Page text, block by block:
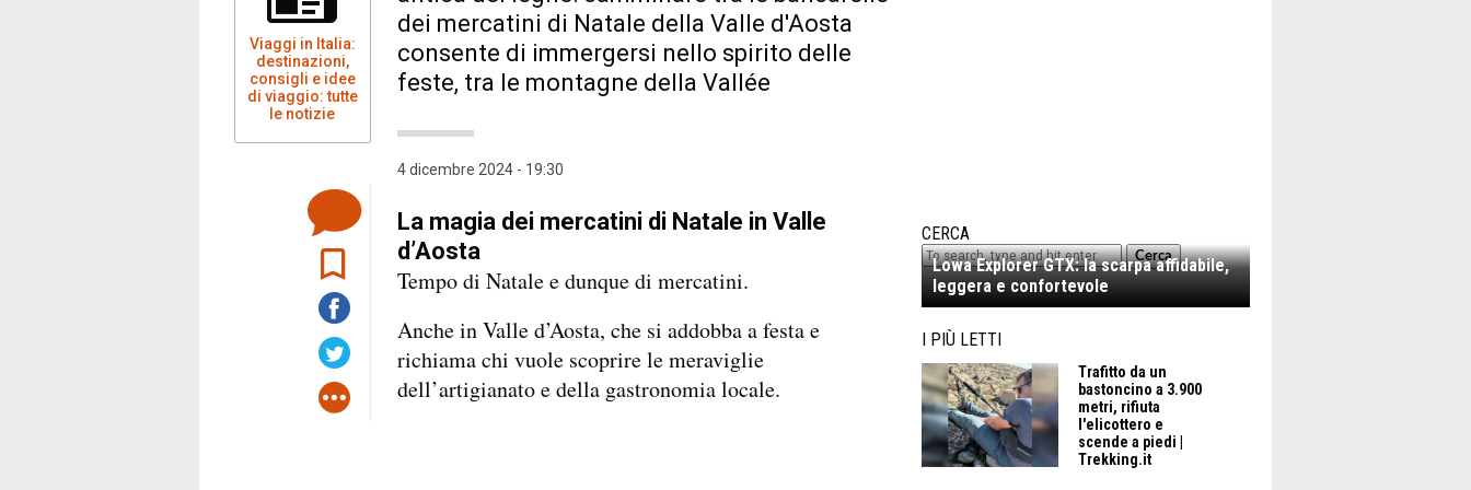
Viaggi in Italia:
destinazioni,
consigli e idee
di viaggio: tutte
le notizie
dei mercatini di Natale della Valle d'Aosta
consente di immergersi nello spirito delle
feste, tra le montagne della Vallée
4 dicembre 2024 - 19:30
La magia dei mercatini di Natale in Valle
d’Aosta
Tempo di Natale e dunque di mercatini.
Anche in Valle d’Aosta, che si addobba a festa e
richiama chi vuole scoprire le meraviglie
dell’artigianato e della gastronomia locale.
CERCA
Cerca
Lowa Explorer GTX: la scarpa affidabile,
leggera e confortevole
I PIÙ LETTI
Trafitto da un
bastoncino a 3.900
metri, rifiuta
l'elicottero e
scende a piedi |
Trekking.it